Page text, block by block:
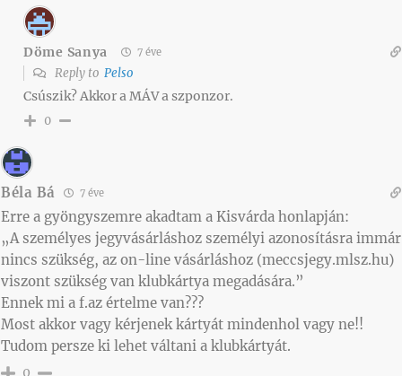
Döme Sanya 7 éve
Reply to Pelso
Csúszik? Akkor a MÁV a szponzor.
0
Béla Bá 7 éve
Erre a gyöngyszemre akadtam a Kisvárda honlapján:
„A személyes jegyvásárláshoz személyi azonosításra immár
nincs szükség, az on-line vásárláshoz (meccsjegy.mlsz.hu)
viszont szükség van klubkártya megadására.”
Ennek mi a f.az értelme van???
Most akkor vagy kérjenek kártyát mindenhol vagy ne!!
Tudom persze ki lehet váltani a klubkártyát.
0